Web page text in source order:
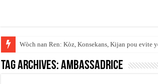
Wòch nan Ren: Kòz, Konsekans, Kijan pou evite
Tag Archives:Ambassadrice